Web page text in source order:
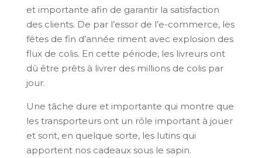
et importante afin de garantir la satisfaction
des clients. De par l’essor de l’e-commerce, les
fêtes de fin d’année riment avec explosion des
flux de colis. En cette période, les livreurs ont
dû être prêts à livrer des millions de colis par
jour.
Une tâche dure et importante qui montre que
les transporteurs ont un rôle important à jouer
et sont, en quelque sorte, les lutins qui
apportent nos cadeaux sous le sapin.